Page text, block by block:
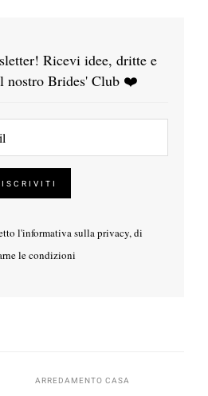
Ricevi idee, dritte e
nostro Brides' Club ❤️
l'informativa sulla privacy, di
le condizioni
ARREDAMENTO CASA